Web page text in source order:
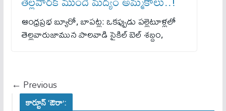
ఆంధ్రప్రభ బ్యూరో, బాపట్ల: ఒకప్పుడు పల్లెటూళ్లలో
తెల్లవారుజామున పాలవాడి సైకిల్ బెల్ శబ్దం,
← Previous
కార్టూన్ ‘ఔరా’: